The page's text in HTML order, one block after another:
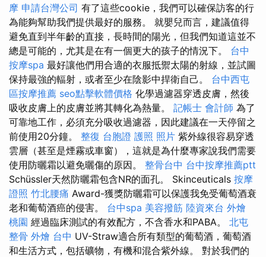
摩 申請台灣公司 有了這些cookie，我們可以確保訪客的行
為能夠幫助我們提供最好的服務。 就嬰兒而言，建議值得
避免直到半年齡的直接，長時間的陽光，但我們知道這並不
總是可能的，尤其是在有一個更大的孩子的情況下。 台中
按摩spa 最好讓他們用合適的衣服抵禦太陽的射線，並試圖
保持最強的輻射，或者至少在陰影中捍衛自己。 台中西屯
區按摩推薦 seo點擊軟體價格 化學過濾器穿透皮膚，然後
吸收皮膚上的皮膚並將其轉化為熱量。 記帳士 會計師 為了
可靠地工作，必須充分吸收過濾器，因此建議在一天停留之
前使用20分鐘。 整復 台胞證 護照 照片 紫外線很容易穿透
雲層（甚至是煙霧或車窗），這就是為什麼專家說我們需要
使用防曬霜以避免曬傷的原因。 整骨台中 台中按摩推薦ptt
Schüssler天然防曬霜包含NR的面孔。 Skinceuticals 按摩
證照 竹北腰痛 Award-獲獎防曬霜可以保護我免受葡萄酒衰
老和葡萄酒癌的侵害。 台中spa 美容撥筋 陸資來台 外燴
桃園 經過臨床測試的有效配方，不含香水和PABA。 北屯
整骨 外燴 台中 UV-Straw適合所有類型的葡萄酒，葡萄酒
和生活方式，包括礦物，有機和混合紫外線。 對於我們的